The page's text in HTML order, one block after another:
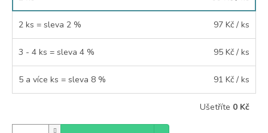
2 ks = sleva 2 % 97 Kč / ks
3 - 4 ks = sleva 4 % 95 Kč / ks
5 a více ks = sleva 8 % 91 Kč / ks
Ušetříte 0 Kč